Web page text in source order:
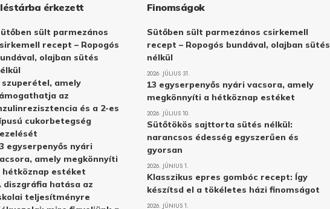
érkezett
sült parmezános
recept – Ropogós
olajban sütés
szuperétel, amely
az
és a 2-es
cukorbetegség
egyserpenyős nyári
amely megkönnyíti
hétköznap estéket
diszgráfia hatása az
teljesítményre
Finomságok
Sütőben sült parmezános csirkemell
recept – Ropogós bundával, olajban sütés
nélkül
2026. JÚLIUS 31.
13 egyserpenyős nyári vacsora, amely
megkönnyíti a hétköznap estéket
2026. JÚLIUS 10.
Sütőtökös sajttorta sütés nélkül:
narancsos édesség egyszerűen és
gyorsan
2026. JÚNIUS 1.
Klasszikus epres gombóc recept: Így
készítsd el a tökéletes házi finomságot
2026. JÚNIUS 1.